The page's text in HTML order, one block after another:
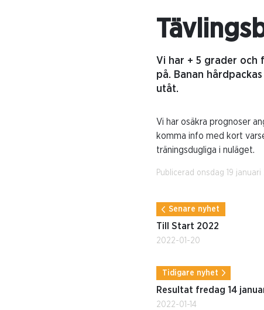
Vi har + 5 grader och
på. Banan
utåt.
Vi har osäkra prognoser
komma info med kort
träningsdugliga i nuläget.
Publicerad onsdag 19 januari
Senare nyhet
Till Start 2022
2022-01-20
Tidigare nyhet
Resultat fredag 14
2022-01-14